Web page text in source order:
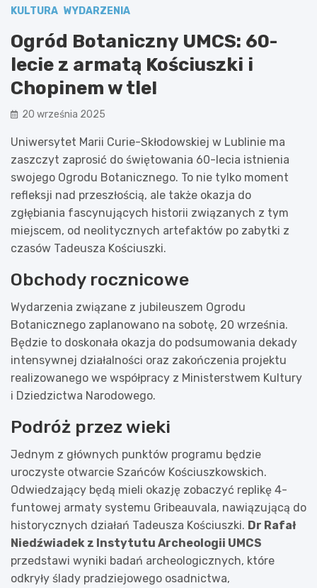
KULTURA WYDARZENIA
Ogród Botaniczny UMCS: 60-
lecie z armatą Kościuszki i
Chopinem w tle!
20 września 2025
Uniwersytet Marii Curie-Skłodowskiej w Lublinie ma
zaszczyt zaprosić do świętowania 60-lecia istnienia
swojego Ogrodu Botanicznego. To nie tylko moment
refleksji nad przeszłością, ale także okazja do
zgłębiania fascynujących historii związanych z tym
miejscem, od neolitycznych artefaktów po zabytki z
czasów Tadeusza Kościuszki.
Obchody rocznicowe
Wydarzenia związane z jubileuszem Ogrodu
Botanicznego zaplanowano na sobotę, 20 września.
Będzie to doskonała okazja do podsumowania dekady
intensywnej działalności oraz zakończenia projektu
realizowanego we współpracy z Ministerstwem Kultury
i Dziedzictwa Narodowego.
Podróż przez wieki
Jednym z głównych punktów programu będzie
uroczyste otwarcie Szańców Kościuszkowskich.
Odwiedzający będą mieli okazję zobaczyć replikę 4-
funtowej armaty systemu Gribeauvala, nawiązującą do
historycznych działań Tadeusza Kościuszki. Dr Rafał
Niedźwiadek z Instytutu Archeologii UMCS
przedstawi wyniki badań archeologicznych, które
odkryły ślady pradziejowego osadnictwa,